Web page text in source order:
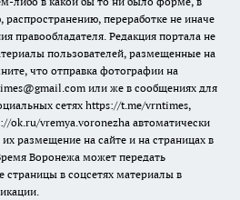
переработке не иначе
правообладателя. Редакция портала не
пользователей, размещенные на
что отправка фотографии на
или же в сообщениях для
сетях https://t.me/vrntimes,
ok.ru/vremya.voronezha автоматически
их размещение на сайте и на страницах в
Воронежа может передать
страницы в соцсетях материалы в